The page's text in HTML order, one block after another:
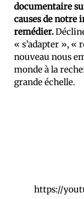
documentaire
causes de notre
remédier.
« s’adapter », «
nouveau nous
monde à la
grande échelle.
https://